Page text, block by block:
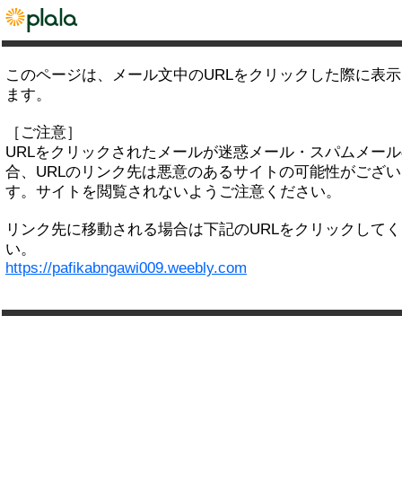
このページは、メール文中のURLをクリックした際に表
ます。
［ご注意］
URLをクリックされたメールが迷惑メール・スパムメー
合、URLのリンク先は悪意のあるサイトの可能性がござ
す。サイトを閲覧されないようご注意ください。
リンク先に移動される場合は下記のURLをクリックして
い。
https://pafikabngawi009.weebly.com